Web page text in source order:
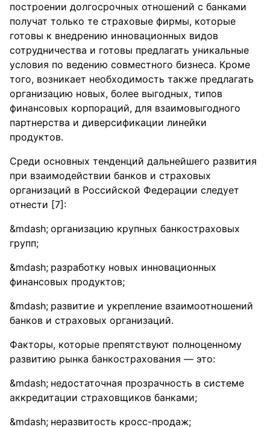
построении долгосрочных отношений с банками
получат только те страховые фирмы, которые
готовы к внедрению инновационных видов
сотрудничества и готовы предлагать уникальные
условия по ведению совместного бизнеса. Кроме
того, возникает необходимость также предлагать
организацию новых, более выгодных, типов
финансовых корпораций, для взаимовыгодного
партнерства и диверсификации линейки
продуктов.
Среди основных тенденций дальнейшего развития
при взаимодействии банков и страховых
организаций в Российской Федерации следует
отнести [7]:
организацию крупных банкостраховых
групп;
разработку новых инновационных
финансовых продуктов;
развитие и укрепление взаимоотношений
банков и страховых организаций.
Факторы, которые препятствуют полноценному
развитию рынка банкострахования — это:
недостаточная прозрачность в системе
аккредитации страховщиков банками;
неразвитость кросс-продаж;